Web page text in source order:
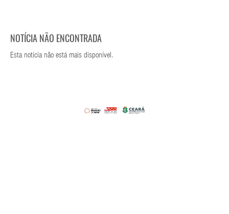
NOTÍCIA NÃO ENCONTRADA
Esta notícia não está mais disponível.